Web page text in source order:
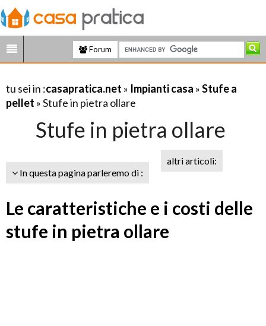
Forum
tu sei in :casapratica.net » Impianti casa »Stufe a
pellet » Stufe in pietra ollare
Stufe in pietra ollare
In questa pagina parleremo di :
altri articoli:
Le caratteristiche e i costi delle
stufe in pietra ollare